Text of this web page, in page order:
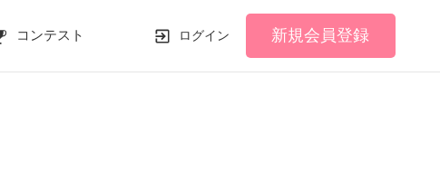
コンテスト ログイン 新規会員登録